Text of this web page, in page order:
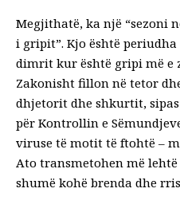
Megjithatë, ka një “sezoni
i gripit”. Kjo është
dimrit kur është gripi më e
Zakonisht fillon në tetor
dhjetorit dhe shkurtit,
për Kontrollin e
viruse të motit të ftohtë –
Ato transmetohen më
shumë kohë brenda dhe